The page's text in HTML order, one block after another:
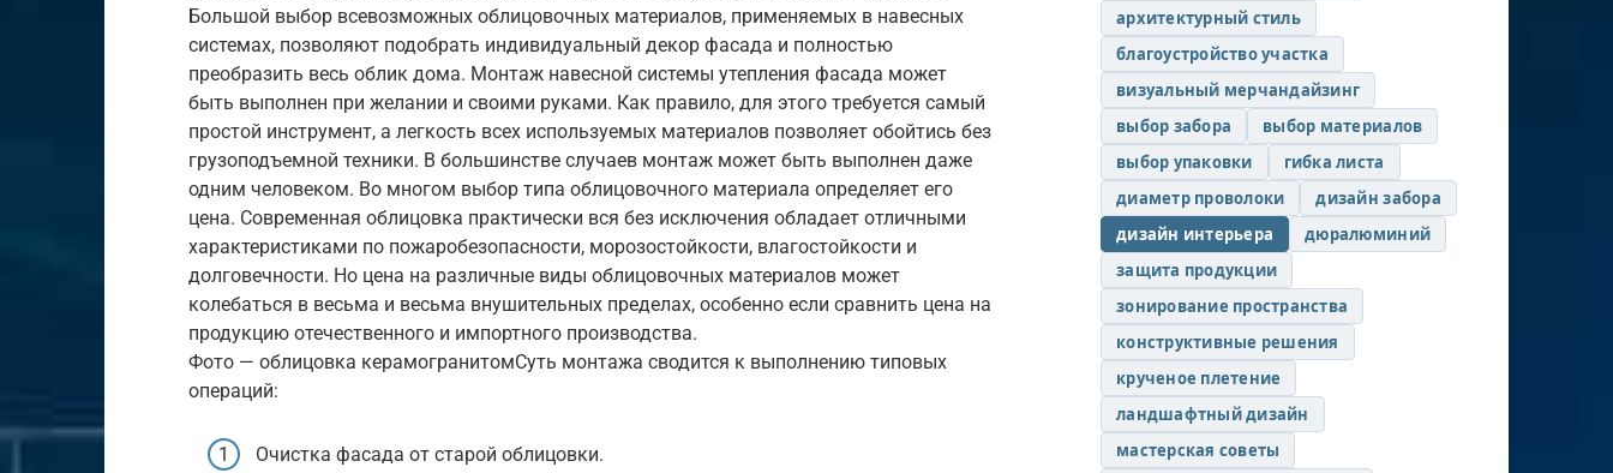
Большой выбор всевозможных облицовочных материалов, применяемых в навесных
системах, позволяют подобрать индивидуальный декор фасада и полностью
преобразить весь облик дома. Монтаж навесной системы утепления фасада может
быть выполнен при желании и своими руками. Как правило, для этого требуется самый
простой инструмент, а легкость всех используемых материалов позволяет обойтись без
грузоподъемной техники. В большинстве случаев монтаж может быть выполнен даже
одним человеком. Во многом выбор типа облицовочного материала определяет его
цена. Современная облицовка практически вся без исключения обладает отличными
характеристиками по пожаробезопасности, морозостойкости, влагостойкости и
долговечности. Но цена на различные виды облицовочных материалов может
колебаться в весьма и весьма внушительных пределах, особенно если сравнить цена на
продукцию отечественного и импортного производства.
Фото — облицовка керамогранитомСуть монтажа сводится к выполнению типовых
операций:
Очистка фасада от старой облицовки.
архитектурный стиль
благоустройство участка
визуальный мерчандайзинг
выбор забора
выбор материалов
выбор упаковки
гибка листа
диаметр проволоки
дизайн забора
дизайн интерьера
дюралюминий
защита продукции
зонирование пространства
конструктивные решения
крученое плетение
ландшафтный дизайн
мастерская советы